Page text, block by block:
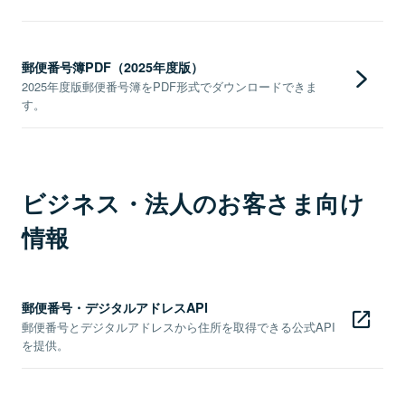
郵便番号簿PDF（2025年度版）
2025年度版郵便番号簿をPDF形式でダウンロードできま
す。
ビジネス・法人のお客さま向け
情報
郵便番号・デジタルアドレスAPI
郵便番号とデジタルアドレスから住所を取得できる公式API
を提供。